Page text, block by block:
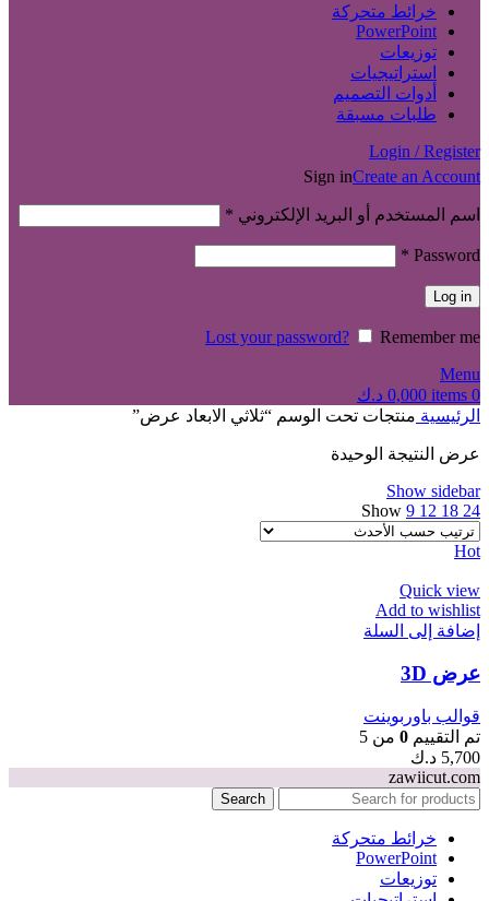
خرائط متحركة
PowerPoint
توزيعات
استراتيجيات
أدوات التصميم
طلبات مسبقة
Login / Register
Sign inCreate an Account
اسم المستخدم أو البريد الإلكتروني *
Password
*
Log in
Lost your password?
Remember me
Menu
0
items
0,000 د.ك
الرئيسية منتجات تحت الوسم “ثلاثي الابعاد عرض”
عرض النتيجة الوحيدة
Show sidebar
Show 9 12 18 24
Hot
Quick view
Add to wishlist
إضافة إلى السلة
عرض 3D
قوالب باوربوينت
تم التقييم 0 من 5
5,700 د.ك
zawiicut.com
Search
خرائط متحركة
PowerPoint
توزيعات